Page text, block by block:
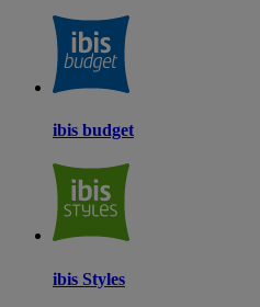
ibis budget
ibis Styles